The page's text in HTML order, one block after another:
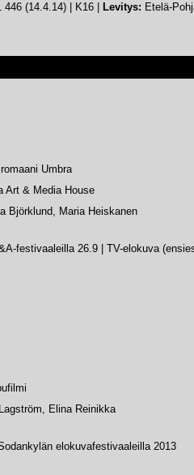
446 (14.4.14) | K16 | Levitys: Etelä-
Umbra
Art & Media House
Björklund, Maria Heiskanen
festivaaleilla 26.9
TV-elokuva
Elina Reinikka
elokuvafestivaaleilla 2013